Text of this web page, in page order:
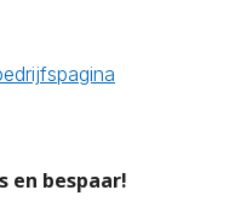
en bespaar!